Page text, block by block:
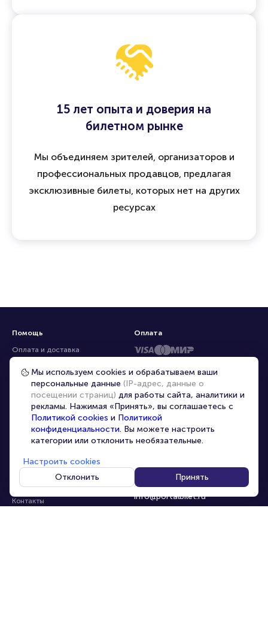
15 лет опыта и доверия на
билетном рынке
Мы объединяем зрителей, организаторов и
профессиональных продавцов, предлагая
эксклюзивные билеты, которых нет на других
ресурсах
Помощь
Оплата и доставка
Частые вопросы
Перепродажа билетов
Организаторам
Корпоративным клиентам
VIP-билеты
Персональные данные
О компании
Контакты
8-800-500-42-62
8-499-226-15-14
info@portalbilet.ru
С 10:00 до 21:00,
Оплата
Мы используем cookies и обрабатываем ваши
персональные данные (IP-адрес, данные о
посещении страниц) для работы сайта, аналитики и
рекламы. Нажимая «Принять», вы соглашаетесь с
Политикой cookies и Политикой
конфиденциальности. Вы можете настроить
категории или отклонить необязательные.
Настроить cookies
Отклонить
Принять